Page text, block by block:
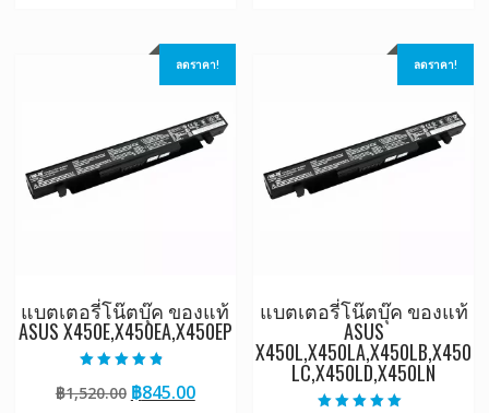
ลดราคา!
แบตเตอรี่โน๊ตบุ๊ค ของแท้
ASUS X450E,X450EA,X450EP
4.50
ตั้งแต่ 1-5
฿1,520.00 Original
฿845.00Current
ลดราคา!
แบตเตอรี่โน๊ตบุ๊ค ของแท้
ASUS
X450L,X450LA,X450LB,X450
LC,X450LD,X450LN